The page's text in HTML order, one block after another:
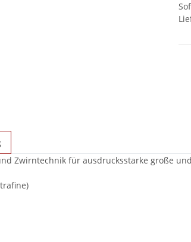
Zwirntechnik für ausdrucksstarke große